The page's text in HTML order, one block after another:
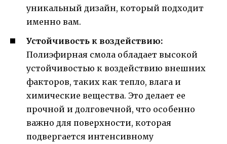
уникальный дизайн, который подходит
именно вам.
Устойчивость к воздействию:
Полиэфирная смола обладает высокой
устойчивостью к воздействию внешних
факторов, таких как тепло, влага и
химические вещества. Это делает ее
прочной и долговечной, что особенно
важно для поверхности, которая
подвергается интенсивному